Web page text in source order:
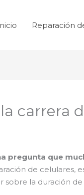
Reparación
carrera
pregunta que
de celulares,
la duración de